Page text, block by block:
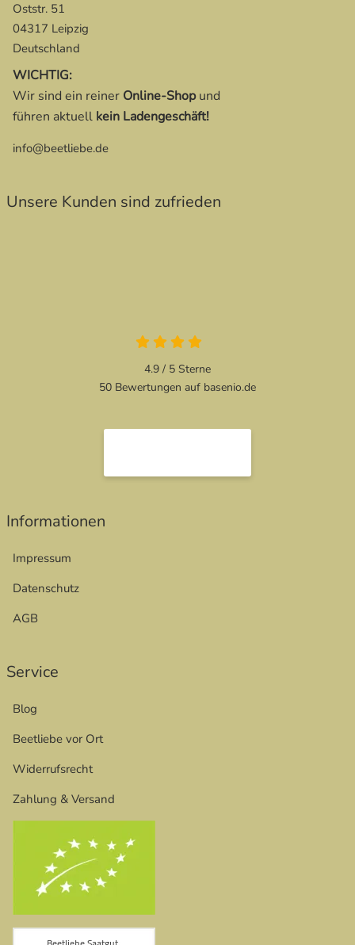
Oststr. 51
04317 Leipzig
Deutschland
WICHTIG:
Wir sind ein reiner Online-Shopund
führen aktuell kein Ladengeschäft!
info@beetliebe.de
Unsere Kunden sind zufrieden
4.9 / 5 Sterne
50 Bewertungen auf basenio.de
Informationen
Impressum
Datenschutz
AGB
Service
Blog
Beetliebe vor Ort
Widerrufsrecht
Zahlung & Versand